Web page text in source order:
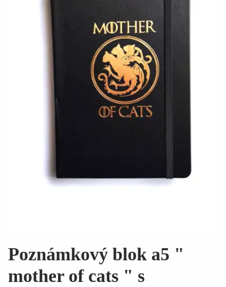
Poznámkový blok a5 "
mother of cats " s